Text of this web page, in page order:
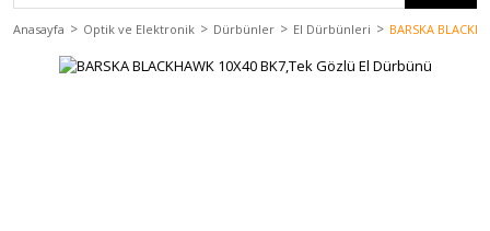
Anasayfa Optik ve Elektronik Dürbünler El Dürbünleri BARSKA